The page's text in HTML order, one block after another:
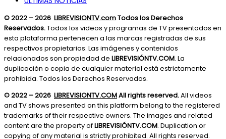
© 2022 – 2026 LIBREVISIONTV.comTodos los Derechos
Reservados.Todos los videos y programas de TV presentados en
esta plataforma pertenecen a las marcas registradas de sus
respectivos propietarios. Las imágenes y contenidos
relacionados son propiedad de LIBREVISIÓNTV.COM. La
duplicación o copia de cualquier material está estrictamente
prohibida. Todos los Derechos Reservados.
© 2022 – 2026 LIBREVISIONTV.COMAll rights reserved.All videos
and TV shows presented on this platform belong to the registered
trademarks of their respective owners. The images and related
content are the property ofLIBREVISIÓNTV.COM. Duplication or
copying of any material is strictly prohibited. All rights reserved.